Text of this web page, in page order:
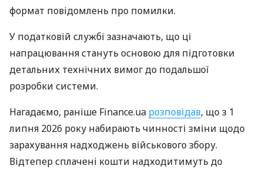
формат повідомлень про помилки.
У податковій службі зазначають, що ці
напрацювання стануть основою для підготовки
детальних технічних вимог до подальшої
розробки системи.
Нагадаємо, раніше Finance.ua розповідав, що з 1
липня 2026 року набирають чинності зміни щодо
зарахування надходжень військового збору.
Відтепер сплачені кошти надходитимуть до